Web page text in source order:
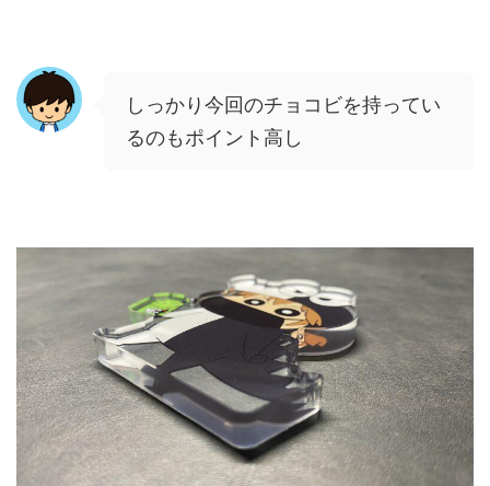
しっかり今回のチョコビを持ってい
るのもポイント高し